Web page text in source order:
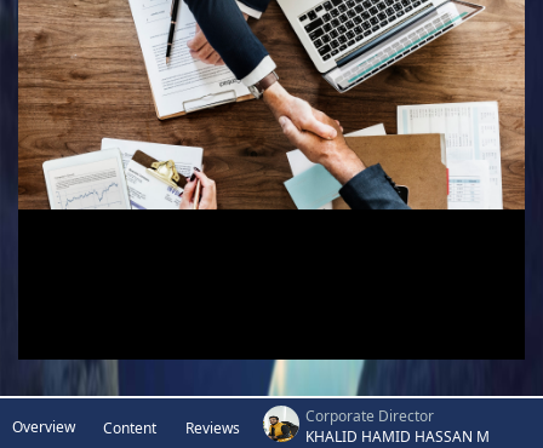
Overview Content Reviews
Corporate Director
KHALID HAMID HASSAN M